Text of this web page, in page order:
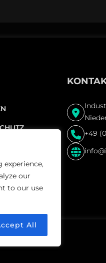
experience,
our
to our use
All
+49
Team.